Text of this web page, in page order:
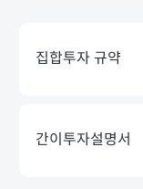
집합투자 규약
간이투자설명서